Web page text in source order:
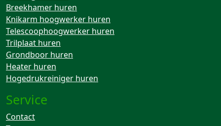
Breekhamer huren
Knikarm hoogwerker huren
Telescoophoogwerker huren
Trilplaat huren
Grondboor huren
Heater huren
Hogedrukreiniger huren
Service
Contact